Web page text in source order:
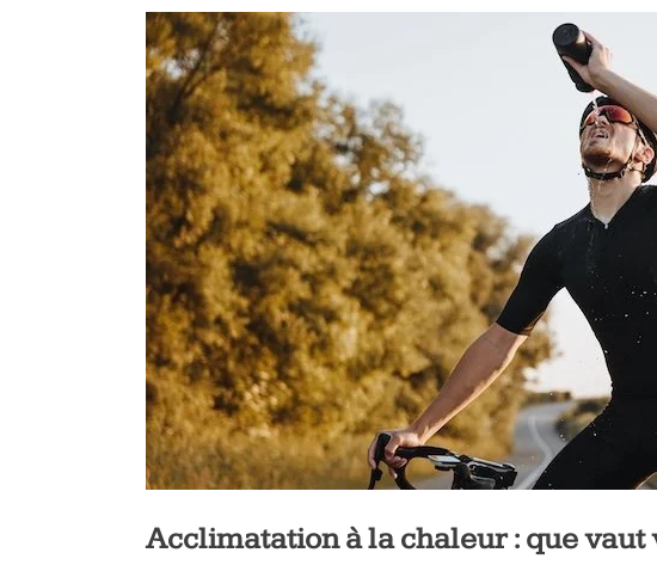
Acclimatation à la chaleur : que